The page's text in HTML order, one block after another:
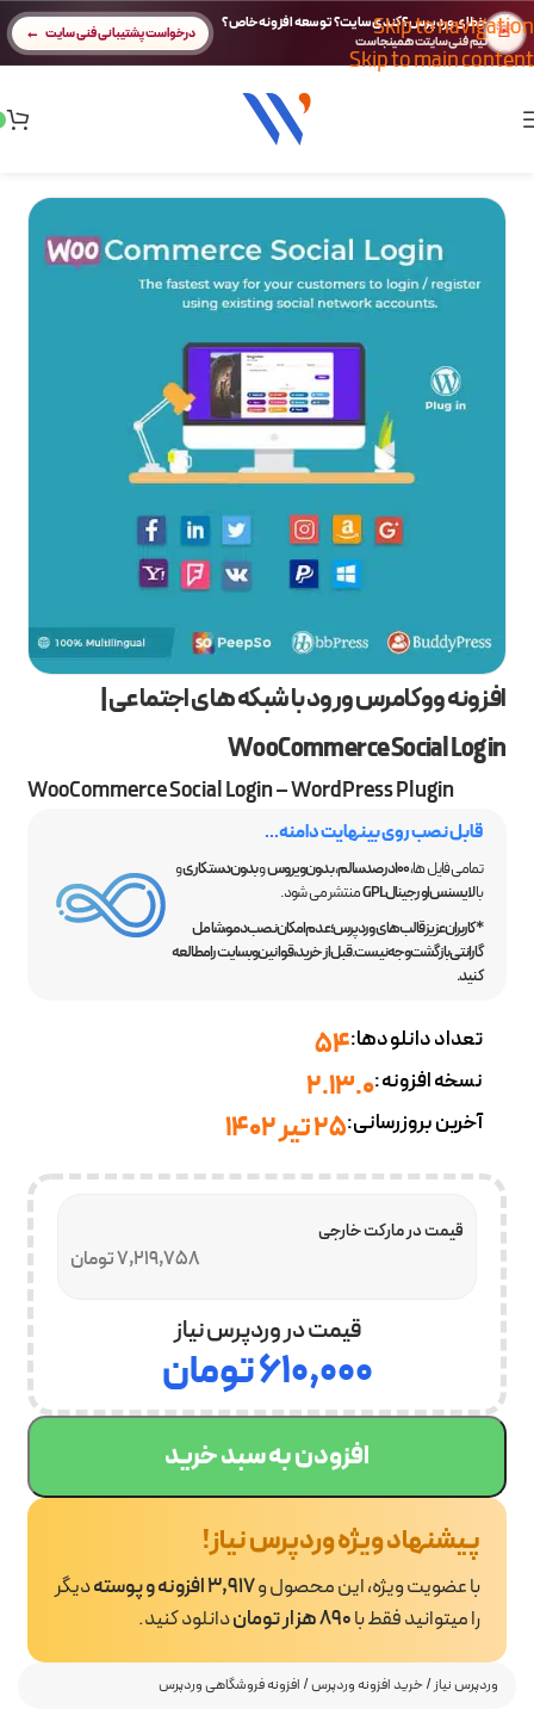
Skip to navigation
Skip to main content
🚨 خطای وردپرس؟ کندی سایت؟ توسعه افزونه خاص؟
تیم فنی سایتت همینجاست درخواست پشتیبانی فنی سایت
وردپرس نیاز/خرید افزونه وردپرس/ افزونه فروشگاهی وردپرس
افزونه ووکامرس ورود با شبکه های اجتماعی |
WooCommerce Social Login
WooCommerce Social Login – WordPress Plugin
قابل نصب روی بینهایت دامنه...
تمامی فایل ها،100 درصد سالم ،بدون ویروسوبدون دستکاریو
بالایسنس اورجینال GPL
منتشر می شود.
*کاربران عزیز قالب‌های وردپرس؛ عدم امکان نصب دمو، شامل
گارانتی بازگشت وجه نیست. قبل از خرید، قوانین وبسایت را مطالعه
کنید.
تعداد دانلودها:54
نسخه افزونه:2.13.0
آخرین بروزرسانی:25 تیر 1402
7,219,758 تومان
قیمت در مارکت خارجی
قیمت در وردپرس نیاز
۶۱۰,۰۰۰تومان
افزودن به سبد خرید
پیشنهاد ویژه وردپرس نیاز!
با عضویت ویژه، این محصول و3,917 افزونه و پوسته
دیگر
را میتوانید فقط با890 هزار تومان دانلود کنید.